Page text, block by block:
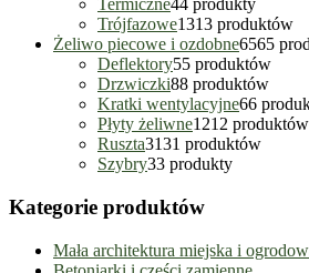
Termiczne44 produkty
Trójfazowe1313 produktów
Żeliwo piecowe i ozdobne6565
Deflektory55 produktów
Drzwiczki88 produktów
Kratki wentylacyjne66
Płyty żeliwne1212 produktów
Ruszta3131 produktów
Szybry33 produkty
Kategorie produktów
Mała architektura miejska i